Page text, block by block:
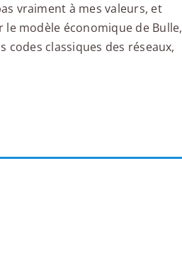
vraiment à mes valeurs, et
le modèle économique de Bulle,
codes classiques des réseaux,